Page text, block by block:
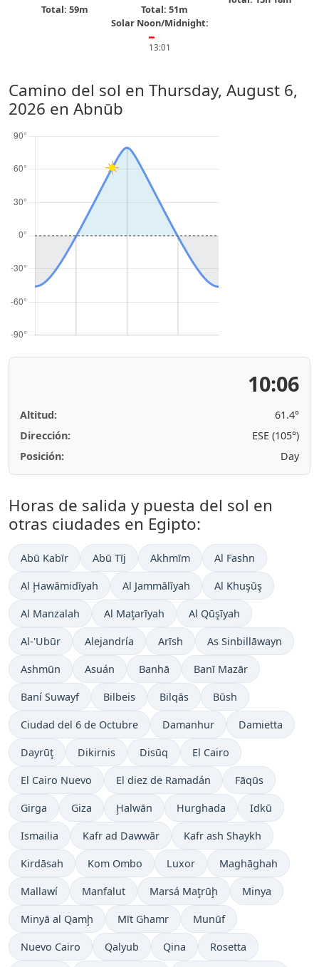
Total: 59m Total: 51m
Solar Noon/Midnight:
━
13:01
Camino del sol en Thursday, August 6,
2026 en Abnūb
10:06
Altitud:
61.4°
Dirección:
ESE (105°)
Posición:
Day
Horas de salida y puesta del sol en
otras ciudades en Egipto:
Abū Kabīr Abū Tīj Akhmīm Al Fashn
Al Ḩawāmidīyah Al Jammālīyah Al Khuşūş
Al Manzalah Al Maţarīyah Al Qūşīyah
Al-'Ubūr Alejandría Arīsh As Sinbillāwayn
Ashmūn Asuán Banhā Banī Mazār
Baní Suwayf Bilbeis Bilqās Būsh
Ciudad del 6 de Octubre Damanhur Damietta
Dayrūţ Dikirnis Disūq El Cairo
El Cairo Nuevo El diez de Ramadán Fāqūs
Girga Giza Ḩalwān Hurghada Idkū
Ismailia Kafr ad Dawwār Kafr ash Shaykh
Kirdāsah Kom Ombo Luxor Maghāghah
Mallawí Manfalut Marsá Maţrūḩ Minya
Minyā al Qamḩ Mīt Ghamr Munūf
Nuevo Cairo Qalyub Qina Rosetta